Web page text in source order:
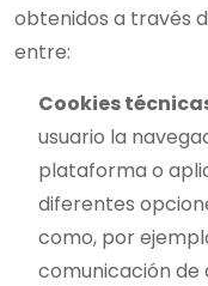
obtenidos a través
entre:
Cookies
usuario la
plataforma o
diferentes
como, por
comunicación de